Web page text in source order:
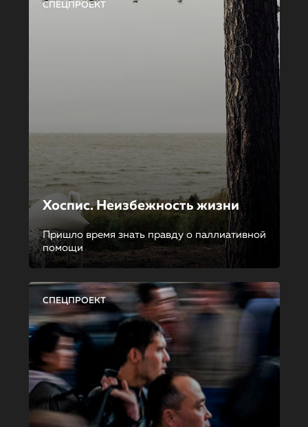
СПЕЦПРОЕКТ
Хоспис. Неизбежность жизни
Пришло время знать правду о паллиативной
помощи
СПЕЦПРОЕКТ